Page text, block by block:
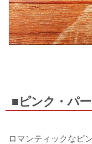
■ピンク・パ
ロマンティックなピ